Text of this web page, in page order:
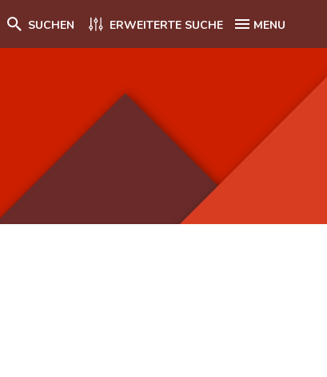
SUCHEN ERWEITERTE SUCHE MENU